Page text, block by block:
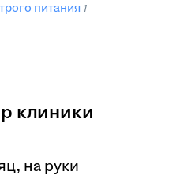
питания 1
клиники
на руки